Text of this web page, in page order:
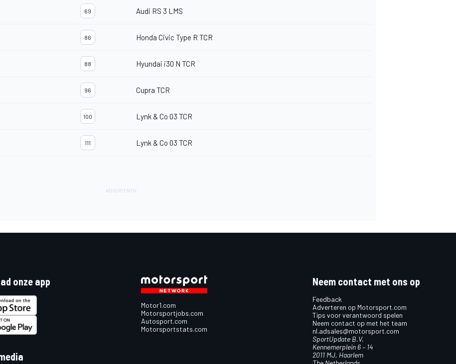
69 Audi RS 3 LMS
86 Honda Civic Type R TCR
88 Hyundai i30 N TCR
96 Cupra TCR
100 Lynk & Co 03 TCR
111 Lynk & Co 03 TCR
onze app
Motor1.com
Motorsportjobs.com
Autosport.com
Motorsportstats.com
Neem contact met ons op
Feedback
Adverteren op Motorsport.com
Tips voor verantwoord spelen
Neem contact op met het team
nl.adsales@motorsport.com
SportUpdate B.V.
Kennemerplein 6 – 14
2011 MJ, Haarlem